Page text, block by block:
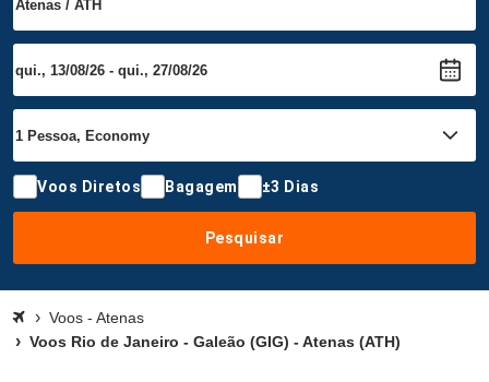
Voos Diretos Bagagem ±3 Dias
Pesquisar
Voos - Atenas
Voos Rio de Janeiro - Galeão (GIG) - Atenas (ATH)